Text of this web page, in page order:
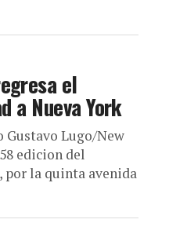
el
a Nueva York
Gustavo Lugo/New
edicion del
por la quinta avenida